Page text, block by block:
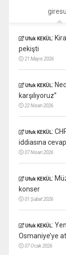
Ufuk KEKÜL:
pekişti
21 Mayıs 2026
Ufuk KEKÜL:
karşılıyoruz”
22 Nisan 2026
Ufuk KEKÜL:
iddiasına cevap
07 Nisan 2026
Ufuk KEKÜL:
konser
01 Şubat 2026
Ufuk KEKÜL:
Osmaniye’ye
07 Ocak 2026